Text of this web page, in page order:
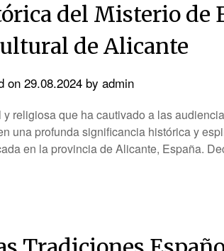
del Misterio de
de Alicante
on 29.08.2024by admin
religiosa que ha cautivado a las
una profunda significancia histórica y
en la provincia de Alicante, España.